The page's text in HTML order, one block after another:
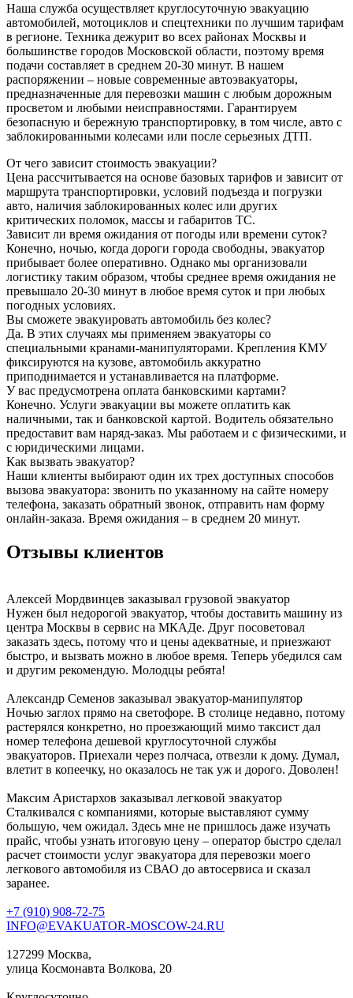
Наша служба осуществляет круглосуточную эвакуацию
автомобилей, мотоциклов и спецтехники по лучшим тарифам
в регионе. Техника дежурит во всех районах Москвы и
большинстве городов Московской области, поэтому время
подачи составляет в среднем 20-30 минут. В нашем
распоряжении – новые современные автоэвакуаторы,
предназначенные для перевозки машин с любым дорожным
просветом и любыми неисправностями. Гарантируем
безопасную и бережную транспортировку, в том числе, авто с
заблокированными колесами или после серьезных ДТП.
От чего зависит стоимость эвакуации?
Цена рассчитывается на основе базовых тарифов и зависит от
маршрута транспортировки, условий подъезда и погрузки
авто, наличия заблокированных колес или других
критических поломок, массы и габаритов ТС.
Зависит ли время ожидания от погоды или времени суток?
Конечно, ночью, когда дороги города свободны, эвакуатор
прибывает более оперативно. Однако мы организовали
логистику таким образом, чтобы среднее время ожидания не
превышало 20-30 минут в любое время суток и при любых
погодных условиях.
Вы сможете эвакуировать автомобиль без колес?
Да. В этих случаях мы применяем эвакуаторы со
специальными кранами-манипуляторами. Крепления КМУ
фиксируются на кузове, автомобиль аккуратно
приподнимается и устанавливается на платформе.
У вас предусмотрена оплата банковскими картами?
Конечно. Услуги эвакуации вы можете оплатить как
наличными, так и банковской картой. Водитель обязательно
предоставит вам наряд-заказ. Мы работаем и с физическими, и
с юридическими лицами.
Как вызвать эвакуатор?
Наши клиенты выбирают один их трех доступных способов
вызова эвакуатора: звонить по указанному на сайте номеру
телефона, заказать обратный звонок, отправить нам форму
онлайн-заказа. Время ожидания – в среднем 20 минут.
Отзывы клиентов
Алексей Мордвинцев заказывал грузовой эвакуатор
Нужен был недорогой эвакуатор, чтобы доставить машину из
центра Москвы в сервис на МКАДе. Друг посоветовал
заказать здесь, потому что и цены адекватные, и приезжают
быстро, и вызвать можно в любое время. Теперь убедился сам
и другим рекомендую. Молодцы ребята!
Александр Семенов заказывал эвакуатор-манипулятор
Ночью заглох прямо на светофоре. В столице недавно, потому
растерялся конкретно, но проезжающий мимо таксист дал
номер телефона дешевой круглосуточной службы
эвакуаторов. Приехали через полчаса, отвезли к дому. Думал,
влетит в копеечку, но оказалось не так уж и дорого. Доволен!
Максим Аристархов заказывал легковой эвакуатор
Сталкивался с компаниями, которые выставляют сумму
большую, чем ожидал. Здесь мне не пришлось даже изучать
прайс, чтобы узнать итоговую цену – оператор быстро сделал
расчет стоимости услуг эвакуатора для перевозки моего
легкового автомобиля из СВАО до автосервиса и сказал
заранее.
+7 (910) 908-72-75
INFO@EVAKUATOR-MOSCOW-24.RU
127299 Москва,
улица Космонавта Волкова, 20